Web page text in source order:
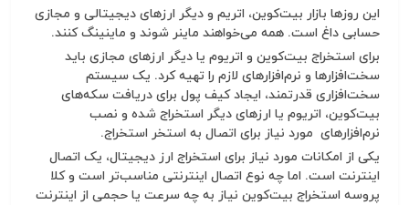
این روزها بازار بیت‌کوین، اتریم و دیگر ارزهای دیجیتالی و مجازی
حسابی داغ است. همه می‌خواهند ماینر شوند و ماینینگ کنند.
برای استخراج بیت‌کوین و اتریوم یا دیگر ارزهای مجازی باید
سخت‌افزارها و نرم‌افزارهای لازم را تهیه کرد. یک سیستم
سخت‌افزاری قدرتمند، ایجاد کیف پول برای دریافت سکه‌های
بیت‌کوین، اتریوم یا ارزهای دیگر استخراج شده و نصب
نرم‌افزارهای مورد نیاز برای اتصال به استخر استخراج.
یکی از امکانات مورد نیاز برای استخراج ارز دیجیتال، یک اتصال
اینترنت است. اما چه نوع اتصال اینترنتی مناسب‌تر است و کلا
پروسه استخراج بیت‌کوین نیاز به چه سرعت یا حجمی از اینترنت